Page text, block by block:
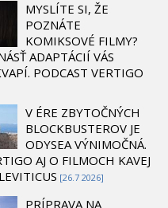
MYSLÍTE SI, ŽE
POZNÁTE
KOMIKSOVÉ FILMY?
ADAPTÁCIÍ VÁS
PODCAST VERTIGO
V ÉRE ZBYTOČNÝCH
BLOCKBUSTEROV JE
ODYSEA VÝNIMOČNÁ.
AJ O FILMOCH KAVEJ
[26.7 2026]
PRÍPRAVA NA